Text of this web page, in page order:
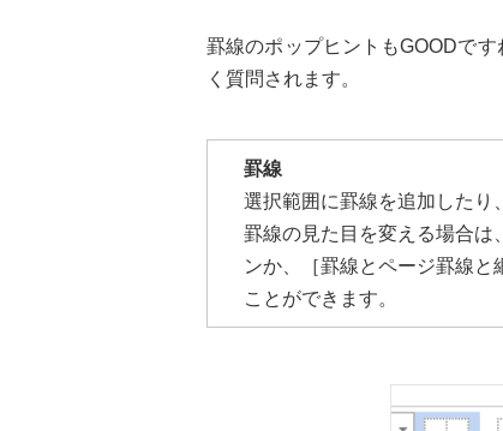
罫線のポップヒントもGOODで
く質問されます。
罫線
選択範囲に罫線を追加したり
罫線の見た目を変える場合は
ンか、［罫線とページ罫線
ことができます。